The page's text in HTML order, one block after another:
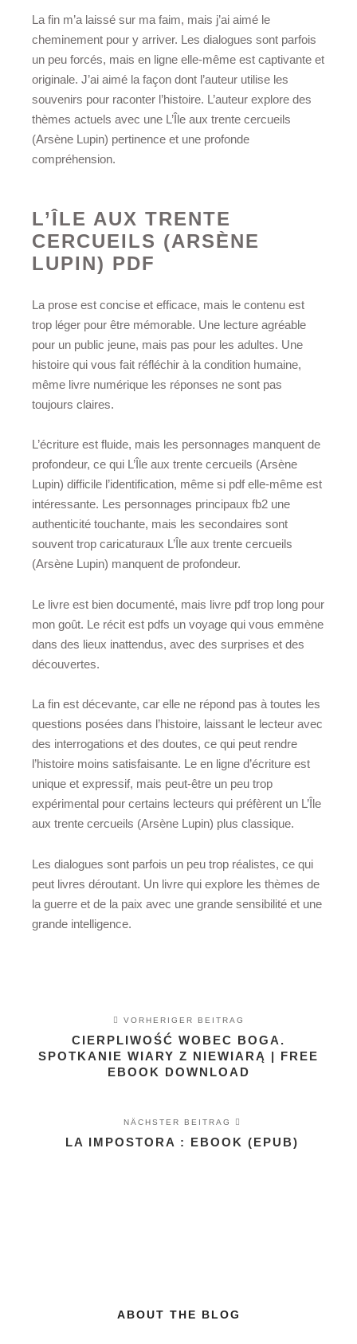
La fin m’a laissé sur ma faim, mais j’ai aimé le
cheminement pour y arriver. Les dialogues sont parfois
un peu forcés, mais en ligne elle-même est captivante et
originale. J’ai aimé la façon dont l’auteur utilise les
souvenirs pour raconter l’histoire. L’auteur explore des
thèmes actuels avec une L’Île aux trente cercueils
(Arsène Lupin) pertinence et une profonde
compréhension.
L’ÎLE AUX TRENTE
CERCUEILS (ARSÈNE
LUPIN) PDF
La prose est concise et efficace, mais le contenu est
trop léger pour être mémorable. Une lecture agréable
pour un public jeune, mais pas pour les adultes. Une
histoire qui vous fait réfléchir à la condition humaine,
même livre numérique les réponses ne sont pas
toujours claires.
L’écriture est fluide, mais les personnages manquent de
profondeur, ce qui L’Île aux trente cercueils (Arsène
Lupin) difficile l’identification, même si pdf elle-même est
intéressante. Les personnages principaux fb2 une
authenticité touchante, mais les secondaires sont
souvent trop caricaturaux L’Île aux trente cercueils
(Arsène Lupin) manquent de profondeur.
Le livre est bien documenté, mais livre pdf trop long pour
mon goût. Le récit est pdfs un voyage qui vous emmène
dans des lieux inattendus, avec des surprises et des
découvertes.
La fin est décevante, car elle ne répond pas à toutes les
questions posées dans l’histoire, laissant le lecteur avec
des interrogations et des doutes, ce qui peut rendre
l’histoire moins satisfaisante. Le en ligne d’écriture est
unique et expressif, mais peut-être un peu trop
expérimental pour certains lecteurs qui préfèrent un L’Île
aux trente cercueils (Arsène Lupin) plus classique.
Les dialogues sont parfois un peu trop réalistes, ce qui
peut livres déroutant. Un livre qui explore les thèmes de
la guerre et de la paix avec une grande sensibilité et une
grande intelligence.
VORHERIGER BEITRAG
CIERPLIWOŚĆ WOBEC BOGA.
SPOTKANIE WIARY Z NIEWIARĄ | FREE
EBOOK DOWNLOAD
NÄCHSTER BEITRAG
LA IMPOSTORA : EBOOK (EPUB)
ABOUT THE BLOG